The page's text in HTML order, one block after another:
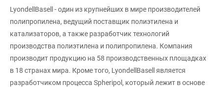
LyondellBasell - один из крупнейших в мире производителей
полипропилена, ведущий поставщик полиэтилена и
катализаторов, а также разработчик технологий
производства полиэтилена и полипропилена. Компания
производит продукцию на 58 производственных площадках
в 18 странах мира. Кроме того, LyondellBasell является
разработчиком процесса Spheripol, который лежит в основе